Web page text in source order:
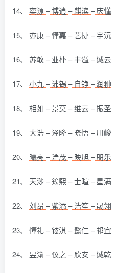
14、 奕源–博逍 –麒滨–庆懂
15、 亦康–懂嘉 –艺捷–宇沅
16、 苏敏–业朴–丰溢 –诚云
17、 小九–沛锡 –自铮–润翀
18、 相如 –景莫–维云–振圣
19、 大浩–泽隆–晓悟–川峻
20、 曦亮 –浩茂–映旭–朋乐
21、 天渺 –筠熙–士暄–星满
22、 刘昂 –紫添–浩笙 –晟翎
23、 懂礼–铉淇–懿仁 –祁宜
24、 昱渝–仪之 –欣安 –诚乾